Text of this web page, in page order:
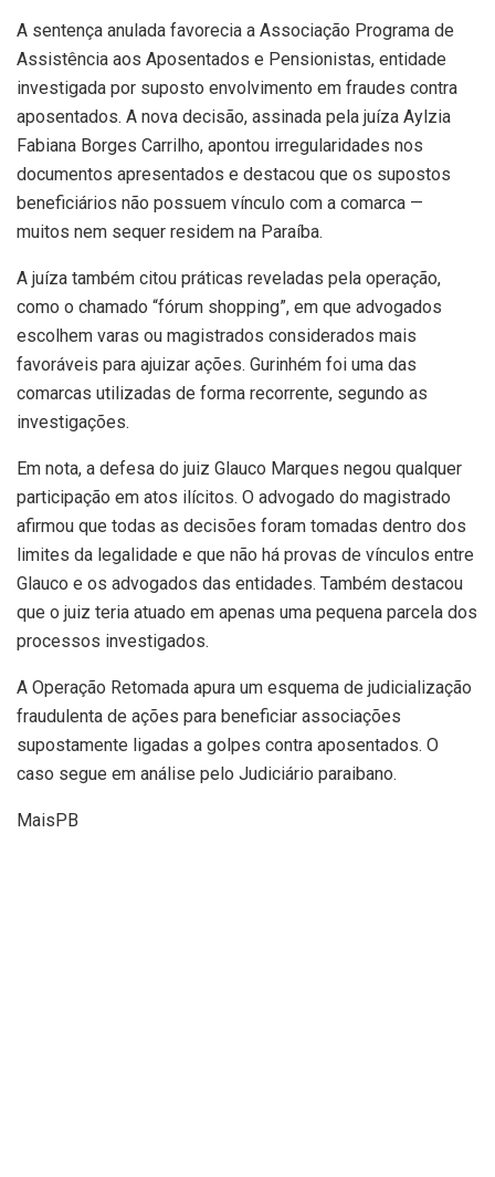
A sentença anulada favorecia a Associação Programa de
Assistência aos Aposentados e Pensionistas, entidade
investigada por suposto envolvimento em fraudes contra
aposentados. A nova decisão, assinada pela juíza Aylzia
Fabiana Borges Carrilho, apontou irregularidades nos
documentos apresentados e destacou que os supostos
beneficiários não possuem vínculo com a comarca —
muitos nem sequer residem na Paraíba.
A juíza também citou práticas reveladas pela operação,
como o chamado “fórum shopping”, em que advogados
escolhem varas ou magistrados considerados mais
favoráveis para ajuizar ações. Gurinhém foi uma das
comarcas utilizadas de forma recorrente, segundo as
investigações.
Em nota, a defesa do juiz Glauco Marques negou qualquer
participação em atos ilícitos. O advogado do magistrado
afirmou que todas as decisões foram tomadas dentro dos
limites da legalidade e que não há provas de vínculos entre
Glauco e os advogados das entidades. Também destacou
que o juiz teria atuado em apenas uma pequena parcela dos
processos investigados.
A Operação Retomada apura um esquema de judicialização
fraudulenta de ações para beneficiar associações
supostamente ligadas a golpes contra aposentados. O
caso segue em análise pelo Judiciário paraibano.
MaisPB